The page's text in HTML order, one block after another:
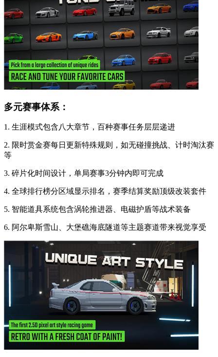
多元赛事体系：
1. 生涯模式包含八大章节，百种赛事任务层层递进
2. 限时赏金赛每日更新特殊规则，如无碰撞挑战、计时淘汰赛
等
3. 碎片化时间设计，单局赛事3分钟内即可完成
4. 全球排行榜分区域显示排名，赛季结算奖励顶级改装套件
5. 智能道具系统包含涡轮推进器、电磁护盾等战术装备
6. 阿尔卑斯雪山、大堡礁海底隧道等主题赛道带来视觉享受